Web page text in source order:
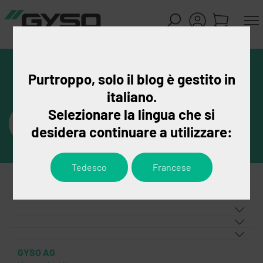
GYSO AG
Purtroppo, solo il blog è gestito in
italiano.
Selezionare la lingua che si
desidera continuare a utilizzare:
Tedesco Francese